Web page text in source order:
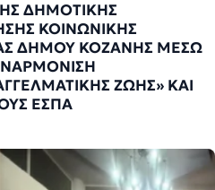
ΔΗΜΟΤΙΚΗΣ
ΚΟΙΝΩΝΙΚΗΣ
ΔΗΜΟΥ ΚΟΖΑΝΗΣ ΜΕΣΩ
ΖΩΗΣ» ΚΑΙ
ΕΣΠΑ